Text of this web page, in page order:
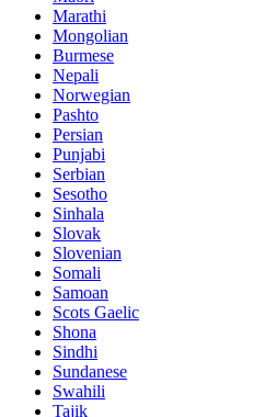
Marathi
Mongolian
Burmese
Nepali
Norwegian
Pashto
Persian
Punjabi
Serbian
Sesotho
Sinhala
Slovak
Slovenian
Somali
Samoan
Scots Gaelic
Shona
Sindhi
Sundanese
Swahili
Tajik